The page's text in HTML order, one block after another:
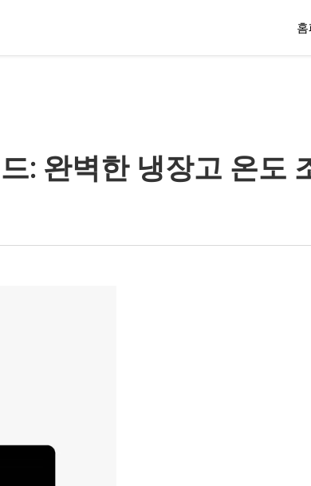
: 완벽한 냉장고 온도